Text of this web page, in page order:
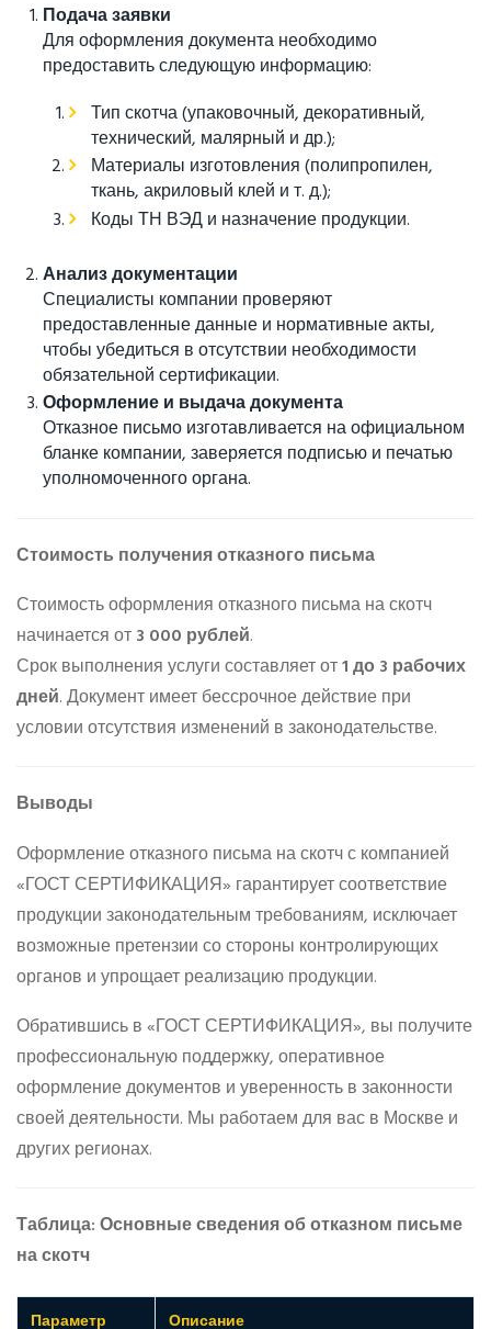
Подача заявки
Для оформления документа необходимо
предоставить следующую информацию:
Тип скотча (упаковочный, декоративный,
технический, малярный и др.);
Материалы изготовления (полипропилен,
ткань, акриловый клей и т. д.);
Коды ТН ВЭД и назначение продукции.
Анализ документации
Специалисты компании проверяют
предоставленные данные и нормативные акты,
чтобы убедиться в отсутствии необходимости
обязательной сертификации.
Оформление и выдача документа
Отказное письмо изготавливается на официальном
бланке компании, заверяется подписью и печатью
уполномоченного органа.
Стоимость получения отказного письма
Стоимость оформления отказного письма на скотч
начинается от3 000 рублей.
Срок выполнения услуги составляет от1 до 3 рабочих
дней. Документ имеет бессрочное действие при
условии отсутствия изменений в законодательстве.
Выводы
Оформление отказного письма на скотч с компанией
«ГОСТ СЕРТИФИКАЦИЯ» гарантирует соответствие
продукции законодательным требованиям, исключает
возможные претензии со стороны контролирующих
органов и упрощает реализацию продукции.
Обратившись в «ГОСТ СЕРТИФИКАЦИЯ», вы получите
профессиональную поддержку, оперативное
оформление документов и уверенность в законности
своей деятельности. Мы работаем для вас в Москве и
других регионах.
Таблица: Основные сведения об отказном письме
на скотч
Параметр Описание